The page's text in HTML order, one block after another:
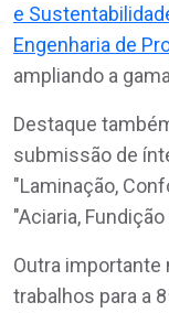
e
Engenharia de
ampliando a
Destaque
submissão de
"Laminação,
"Aciaria,
Outra importante
trabalhos para a